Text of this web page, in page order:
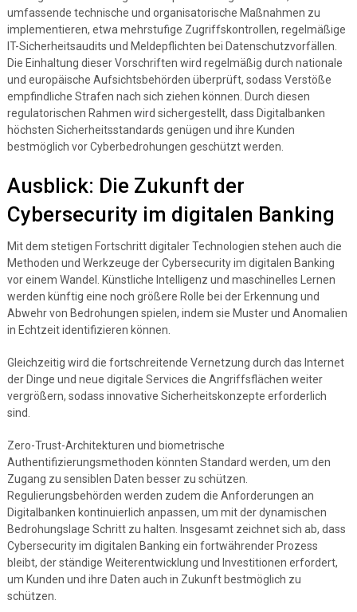
umfassende technische und organisatorische Maßnahmen zu
implementieren, etwa mehrstufige Zugriffskontrollen, regelmäßige
IT-Sicherheitsaudits und Meldepflichten bei Datenschutzvorfällen.
Die Einhaltung dieser Vorschriften wird regelmäßig durch nationale
und europäische Aufsichtsbehörden überprüft, sodass Verstöße
empfindliche Strafen nach sich ziehen können. Durch diesen
regulatorischen Rahmen wird sichergestellt, dass Digitalbanken
höchsten Sicherheitsstandards genügen und ihre Kunden
bestmöglich vor Cyberbedrohungen geschützt werden.
Ausblick: Die Zukunft der
Cybersecurity im digitalen Banking
Mit dem stetigen Fortschritt digitaler Technologien stehen auch die
Methoden und Werkzeuge der Cybersecurity im digitalen Banking
vor einem Wandel. Künstliche Intelligenz und maschinelles Lernen
werden künftig eine noch größere Rolle bei der Erkennung und
Abwehr von Bedrohungen spielen, indem sie Muster und Anomalien
in Echtzeit identifizieren können.
Gleichzeitig wird die fortschreitende Vernetzung durch das Internet
der Dinge und neue digitale Services die Angriffsflächen weiter
vergrößern, sodass innovative Sicherheitskonzepte erforderlich
sind.
Zero-Trust-Architekturen und biometrische
Authentifizierungsmethoden könnten Standard werden, um den
Zugang zu sensiblen Daten besser zu schützen.
Regulierungsbehörden werden zudem die Anforderungen an
Digitalbanken kontinuierlich anpassen, um mit der dynamischen
Bedrohungslage Schritt zu halten. Insgesamt zeichnet sich ab, dass
Cybersecurity im digitalen Banking ein fortwährender Prozess
bleibt, der ständige Weiterentwicklung und Investitionen erfordert,
um Kunden und ihre Daten auch in Zukunft bestmöglich zu
schützen.